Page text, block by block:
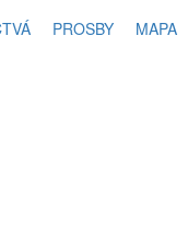
PROSBY MAPA